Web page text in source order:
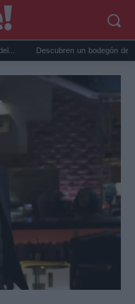
Descubren un bodegón de Clara